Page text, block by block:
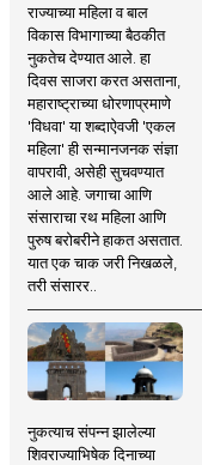
राज्याच्या महिला व बाल
विकास विभागाच्या बैठकीत
नुकतेच देण्यात आले. हा
दिवस साजरा करत असताना,
महाराष्ट्राच्या धोरणाप्रमाणे
'विधवा' या शब्दाऐवजी 'एकल
महिला' ही सन्मानजनक संज्ञा
वापरावी, असेही सुचवण्यात
आले आहे. जगाचा आणि
संसाराचा रथ महिला आणि
पुरुष बरोबरीने हाकत असतात.
यात एक चाक जरी निखळले,
तरी संसारर..
नुकत्याच संपन्न झालेल्या
शिवराज्याभिषेक दिनाच्या